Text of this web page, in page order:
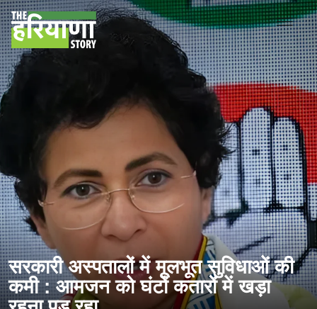
सरकारी अस्पतालों में मूलभूत सुविधाओं की
कमी : आमजन को घंटों कतारों में खड़ा